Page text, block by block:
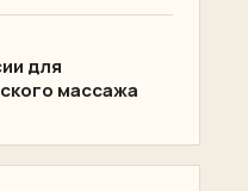
для
массажа